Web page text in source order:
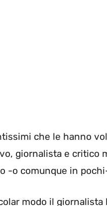
che le hanno
giornalista e critico
-o comunque in
modo il giornalista